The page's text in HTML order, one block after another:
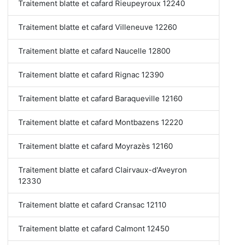
Traitement blatte et cafard Rieupeyroux 12240
Traitement blatte et cafard Villeneuve 12260
Traitement blatte et cafard Naucelle 12800
Traitement blatte et cafard Rignac 12390
Traitement blatte et cafard Baraqueville 12160
Traitement blatte et cafard Montbazens 12220
Traitement blatte et cafard Moyrazès 12160
Traitement blatte et cafard Clairvaux-d'Aveyron
12330
Traitement blatte et cafard Cransac 12110
Traitement blatte et cafard Calmont 12450